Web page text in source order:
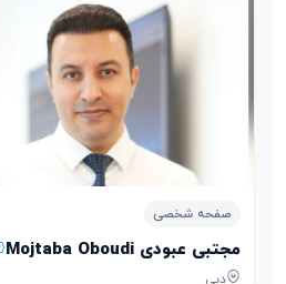
صفحه شخصی
مجتبی عبودی Mojtaba Oboudi
دبی